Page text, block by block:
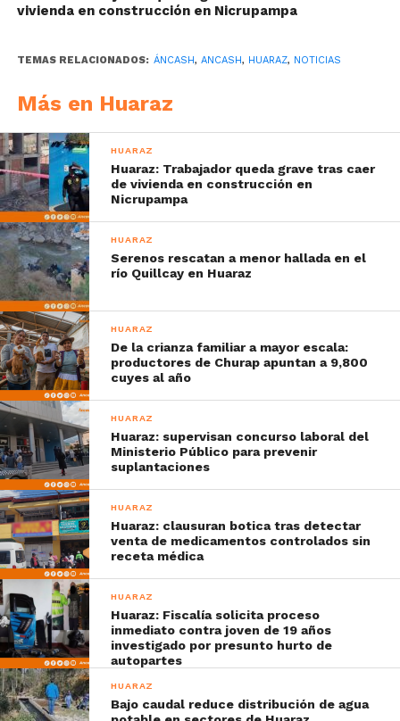
vivienda en construcción en Nicrupampa
TEMAS RELACIONADOS: ÁNCASH, ANCASH, HUARAZ, NOTICIAS
Más en Huaraz
HUARAZ
Huaraz: Trabajador queda grave tras caer
de vivienda en construcción en
Nicrupampa
HUARAZ
Serenos rescatan a menor hallada en el
río Quillcay en Huaraz
HUARAZ
De la crianza familiar a mayor escala:
productores de Churap apuntan a 9,800
cuyes al año
HUARAZ
Huaraz: supervisan concurso laboral del
Ministerio Público para prevenir
suplantaciones
HUARAZ
Huaraz: clausuran botica tras detectar
venta de medicamentos controlados sin
receta médica
HUARAZ
Huaraz: Fiscalía solicita proceso
inmediato contra joven de 19 años
investigado por presunto hurto de
autopartes
HUARAZ
Bajo caudal reduce distribución de agua